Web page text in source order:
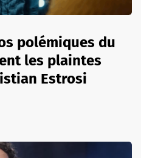
polémiques du
les plaintes
Estrosi